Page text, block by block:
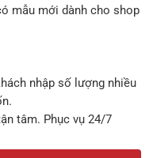
mẫu mới dành cho shop
nhập số lượng nhiều
tâm. Phục vụ 24/7